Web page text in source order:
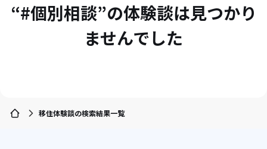
“#個別相談”の体験談は見つかり
ませんでした
移住体験談の検索結果一覧